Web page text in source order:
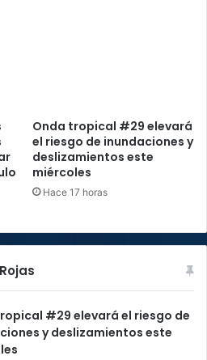
Onda tropical #29 elevará
el riesgo de inundaciones y
deslizamientos este
miércoles
Hace 17 horas
#29 elevará el riesgo de
y deslizamientos este